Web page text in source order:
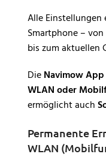
Alle Einstellungen
Smartphone –
bis zum aktuellen
DieNavimow App
WLAN oder
ermöglicht auch
Permanente
WLAN